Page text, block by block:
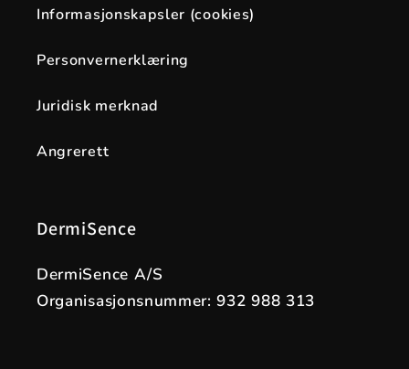
Informasjonskapsler (cookies)
Personvernerklæring
Juridisk merknad
Angrerett
DermiSence
DermiSence A/S
Organisasjonsnummer: 932 988 313